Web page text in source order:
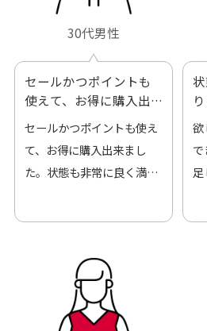
30代男性
セールかつポイントも
使えて、お得に購入出
来ました
セールかつポイントも使え
て、お得に購入出来まし
た。状態も非常に良く満足
欲
足